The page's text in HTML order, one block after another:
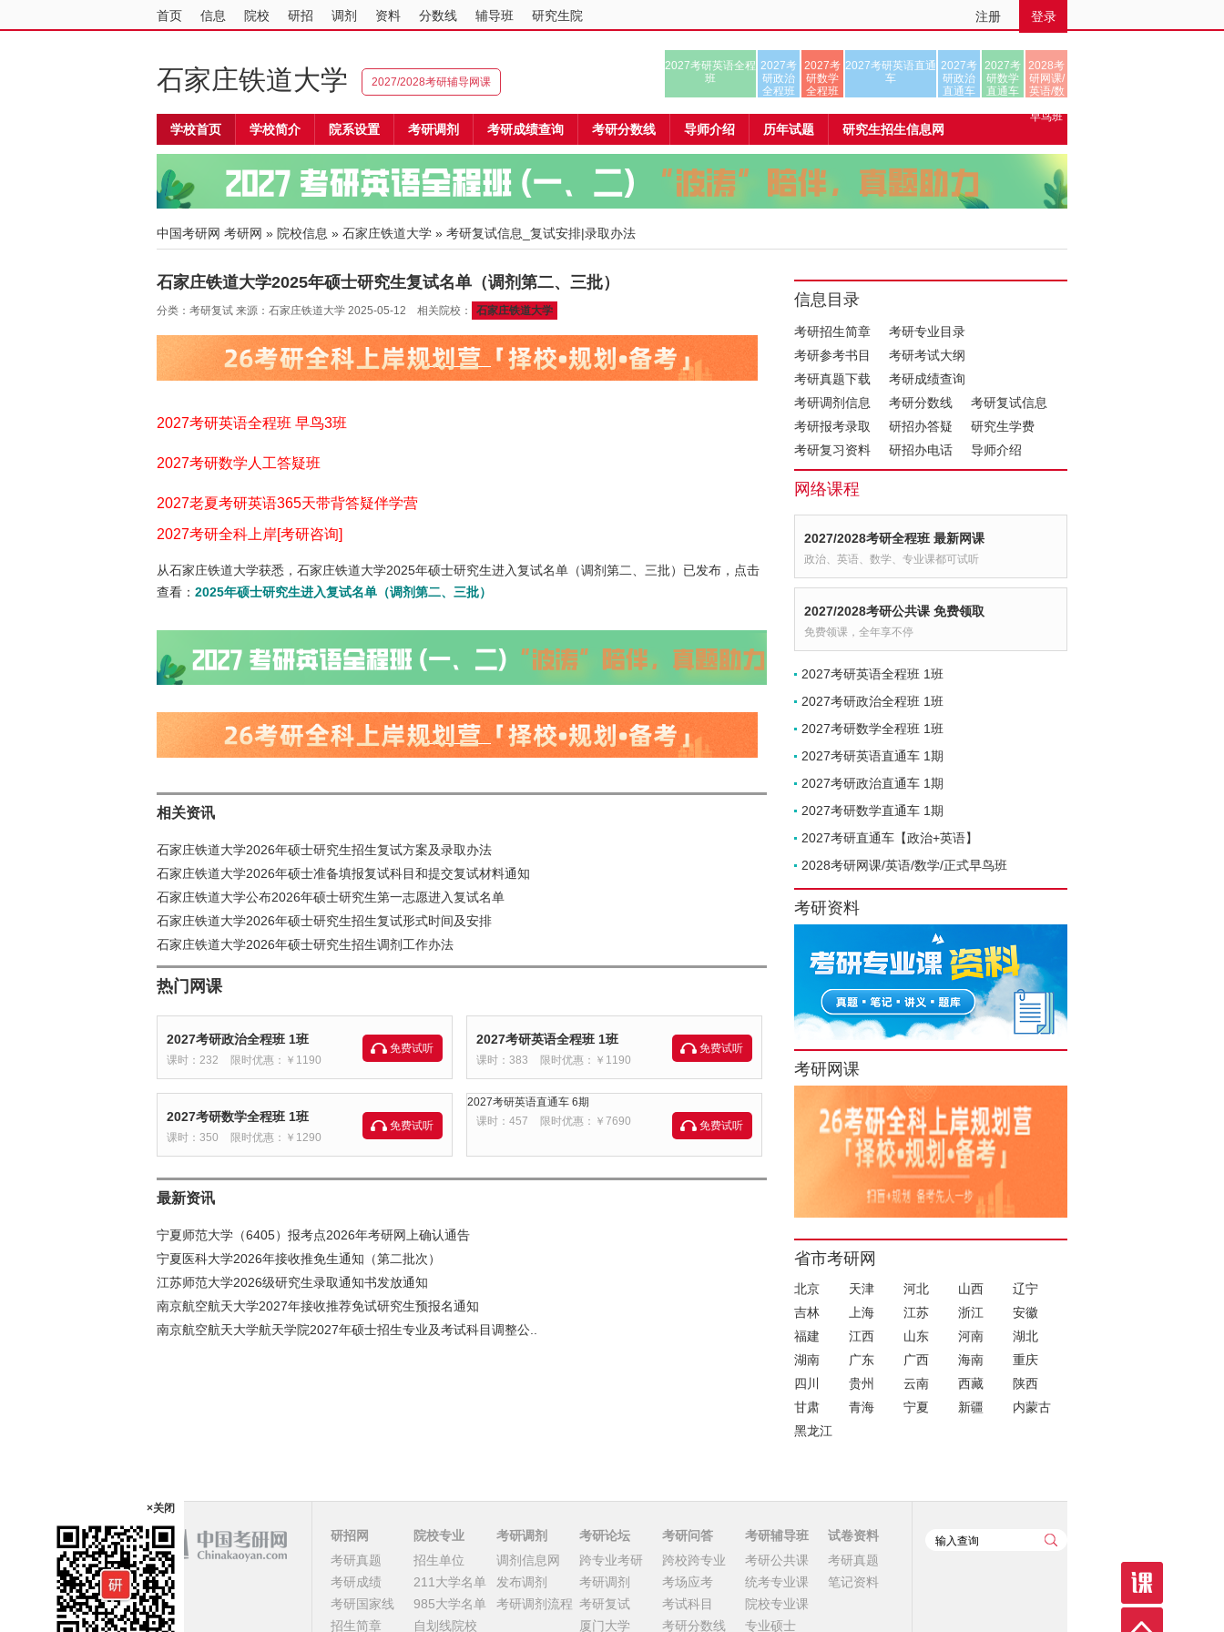
首页 信息 院校 研招 调剂 资料 分数线 辅导班 研究生院 注册 登录
石家庄铁道大学 2027/2028考研辅导网课
2027考研英语全程
班
2027考
研政治
全程班
2027考
研数学
全程班
2027考研英语直通
车
2027考
研政治
直通车
2027考
研数学
直通车
2028考
研网课/
英语/数
早鸟班
学校首页 学校简介 院系设置 考研调剂 考研成绩查询 考研分数线 导师介绍 历年试题 研究生招生信息网
中国考研网 考研网 » 院校信息 » 石家庄铁道大学 » 考研复试信息_复试安排|录取办法
石家庄铁道大学2025年硕士研究生复试名单（调剂第二、三批）
分类：考研复试 来源：石家庄铁道大学 2025-05-12 相关院校： 石家庄铁道大学
2027考研英语全程班 早鸟3班
2027考研数学人工答疑班
2027老夏考研英语365天带背答疑伴学营
2027考研全科上岸[考研咨询]
从石家庄铁道大学获悉，石家庄铁道大学2025年硕士研究生进入复试名单（调剂第二、三批）已发布，点击
查看： 2025年硕士研究生进入复试名单（调剂第二、三批）
相关资讯
石家庄铁道大学2026年硕士研究生招生复试方案及录取办法
石家庄铁道大学2026年硕士准备填报复试科目和提交复试材料通知
石家庄铁道大学公布2026年硕士研究生第一志愿进入复试名单
石家庄铁道大学2026年硕士研究生招生复试形式时间及安排
石家庄铁道大学2026年硕士研究生招生调剂工作办法
热门网课
2027考研政治全程班 1班
课时：232 限时优惠：￥1190
免费试听
2027考研英语全程班 1班
课时：383 限时优惠：￥1190
免费试听
2027考研数学全程班 1班
课时：350 限时优惠：￥1290
免费试听
2027考研英语直通车 6期
课时：457
限时优惠：￥7690 免费试听
最新资讯
宁夏师范大学（6405）报考点2026年考研网上确认通告
宁夏医科大学2026年接收推免生通知（第二批次）
江苏师范大学2026级研究生录取通知书发放通知
南京航空航天大学2027年接收推荐免试研究生预报名通知
南京航空航天大学航天学院2027年硕士招生专业及考试科目调整公..
信息目录
考研招生简章
考研专业目录
考研参考书目
考研考试大纲
考研真题下载
考研成绩查询
考研调剂信息
考研分数线
考研复试信息
考研报考录取
研招办答疑
研究生学费
考研复习资料
研招办电话 导师介绍
网络课程
2027/2028考研全程班 最新网课
政治、英语、数学、专业课都可试听
2027/2028考研公共课 免费领取
免费领课，全年享不停
2027考研英语全程班 1班
2027考研政治全程班 1班
2027考研数学全程班 1班
2027考研英语直通车 1期
2027考研政治直通车 1期
2027考研数学直通车 1期
2027考研直通车【政治+英语】
2028考研网课/英语/数学/正式早鸟班
考研资料
考研网课
省市考研网
北京 天津 河北 山西
辽宁
吉林
上海 江苏 浙江
安徽
福建
江西 山东 河南
湖北
湖南
广东 广西 海南
重庆
四川
贵州 云南 西藏
陕西
甘肃
青海 宁夏 新疆
内蒙古
黑龙江
研招网
考研真题
考研成绩
考研国家线
招生简章
院校专业
招生单位
211大学名单
985大学名单
自划线院校
考研调剂
调剂信息网
发布调剂
考研调剂流程
考研论坛
跨专业考研
考研调剂
考研复试
厦门大学
考研问答
跨校跨专业
考场应考
考试科目
考研分数线
考研辅导班
考研公共课
统考专业课
院校专业课
专业硕士
试卷资料
考研真题
笔记资料
×关闭
课程
顶部